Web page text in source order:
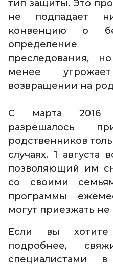
тип защиты. Это
не подпадает
конвенцию о
определение
преследования,
менее
возвращении на
С марта 2016
разрешалось
родственников
случаях. 1 августа
позволяющий им
со своими
программы
могут приезжать не
Если вы
подробнее,
специалистами